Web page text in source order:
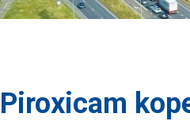
Piroxicam